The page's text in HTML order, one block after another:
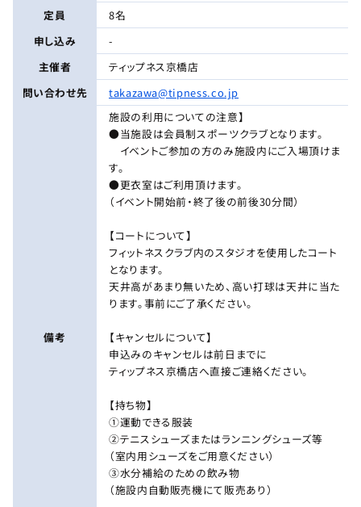
定員
8名
申し込み
-
主催者
ティップネス京橋店
問い合わせ先
takazawa@tipness.co.jp
備考
施設の利用についての注意】
●当施設は会員制スポーツクラブとなります。
イベントご参加の方のみ施設内にご入場頂けま
す。
●更衣室はご利用頂けます。
（イベント開始前・終了後の前後30分間）
【コートについて】
フィットネスクラブ内のスタジオを使用したコート
となります。
天井高があまり無いため、高い打球は天井に当た
ります。事前にご了承ください。
【キャンセルについて】
申込みのキャンセルは前日までに
ティップネス京橋店へ直接ご連絡ください。
【持ち物】
①運動できる服装
②テニスシューズまたはランニングシューズ等
（室内用シューズをご用意ください）
③水分補給のための飲み物
（施設内自動販売機にて販売あり）